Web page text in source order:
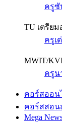
ครูซั
TU เตรีย
ครูเ
MWIT/
ครูน
คอร์สออน
คอร์สสอน
Mega